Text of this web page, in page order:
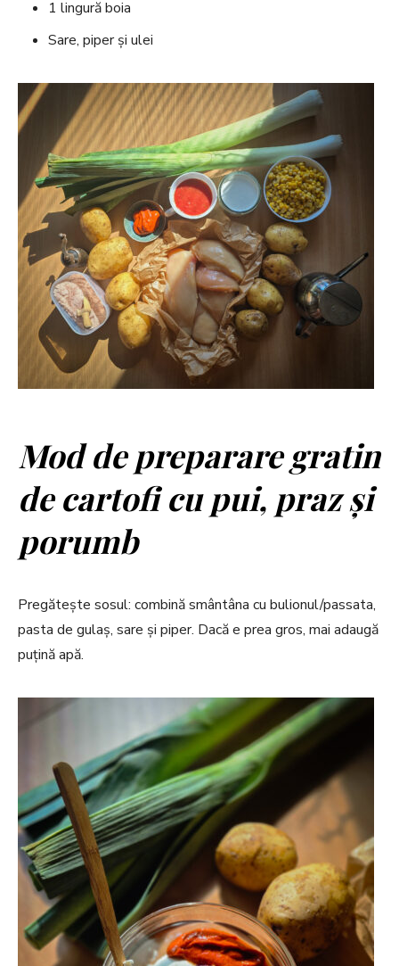
1 lingură boia
Sare, piper și ulei
Mod de preparare gratin
de cartofi cu pui, praz și
porumb
Pregătește sosul: combină smântâna cu bulionul/passata,
pasta de gulaș, sare și piper. Dacă e prea gros, mai adaugă
puțină apă.